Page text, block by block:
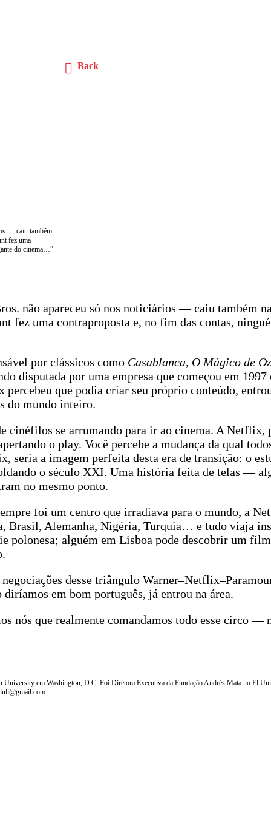
Back
— caiu também
fez uma
do cinema…”
apareceu só nos noticiários — caiu também
fez uma contraproposta e, no fim das contas,
por clássicos como Casablanca, O Mágico de Oz
disputada por uma empresa que começou em
que podia criar seu próprio conteúdo,
do mundo inteiro.
cinéfilos se arrumando para ir ao cinema. A Netflix,
o play. Você percebe a mudança da qual
seria a imagem perfeita desta era de transição: o
o século XXI. Uma história feita de telas —
no mesmo ponto.
foi um centro que irradiava para o mundo, a
Brasil, Alemanha, Nigéria, Turquia… e tudo viaja
polonesa; alguém em Lisboa pode descobrir um
desse triângulo
em bom português, já entrou na área.
nós que realmente comandamos todo esse circo —
em Washington, D.C. Foi Diretora Executiva da Fundação Andrés Mata no El